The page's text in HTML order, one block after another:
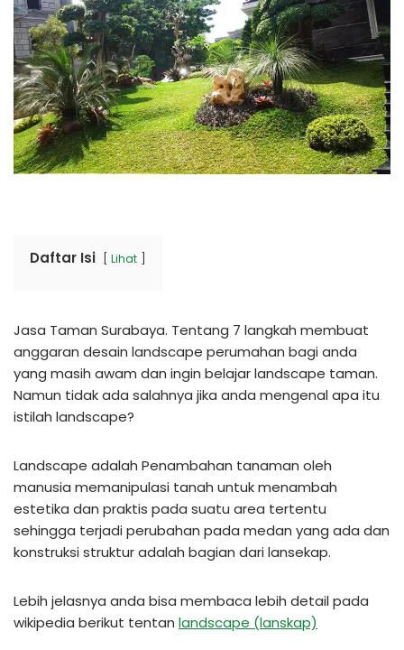
Daftar Isi Lihat
Jasa Taman Surabaya. Tentang 7 langkah membuat
anggaran desain landscape perumahan bagi anda
yang masih awam dan ingin belajar landscape taman.
Namun tidak ada salahnya jika anda mengenal apa itu
istilah landscape?
Landscape adalah Penambahan tanaman oleh
manusia memanipulasi tanah untuk menambah
estetika dan praktis pada suatu area tertentu
sehingga terjadi perubahan pada medan yang ada dan
konstruksi struktur adalah bagian dari lansekap.
Lebih jelasnya anda bisa membaca lebih detail pada
wikipedia berikut tentan landscape (lanskap)